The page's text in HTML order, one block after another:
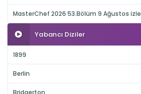
MasterChef 2026 53.Bölüm 9 Ağustos izle
Yabancı Diziler
1899
Berlin